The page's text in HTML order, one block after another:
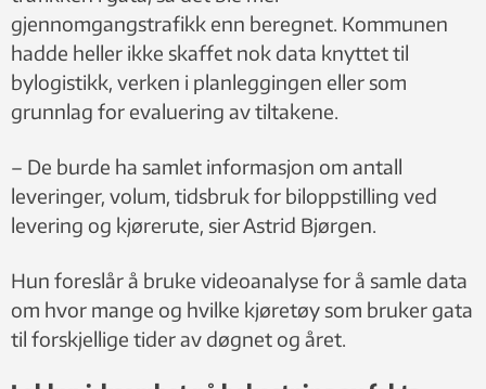
gjennomgangstrafikk enn beregnet. Kommunen
hadde heller ikke skaffet nok data knyttet til
bylogistikk, verken i planleggingen eller som
grunnlag for evaluering av tiltakene.
– De burde ha samlet informasjon om antall
leveringer, volum, tidsbruk for biloppstilling ved
levering og kjørerute, sier Astrid Bjørgen.
Hun foreslår å bruke videoanalyse for å samle data
om hvor mange og hvilke kjøretøy som bruker gata
til forskjellige tider av døgnet og året.